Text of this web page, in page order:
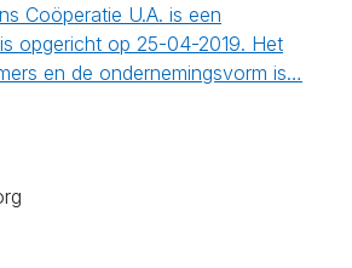
Coöperatie U.A. is een
opgericht op 25-04-2019. Het
en de ondernemingsvorm is…